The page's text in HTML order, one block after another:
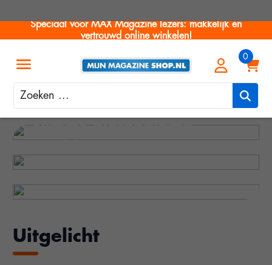
Speciaal voor MAX Magazine lezers: makkelijk en
vertrouwd online winkelen!
Zoeken
Slimme plafondlamp
Mode voor nu
Zomermode
Uitgelicht